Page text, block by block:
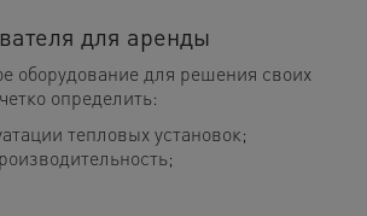
для аренды
оборудование для решения своих
определить:
тепловых установок;